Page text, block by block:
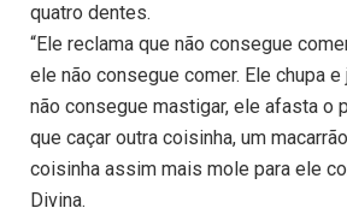
quatro dentes.
“Ele reclama que não consegue
ele não consegue comer. Ele chupa
não consegue mastigar, ele afasta o
que caçar outra coisinha, um
coisinha assim mais mole para ele
Divina.